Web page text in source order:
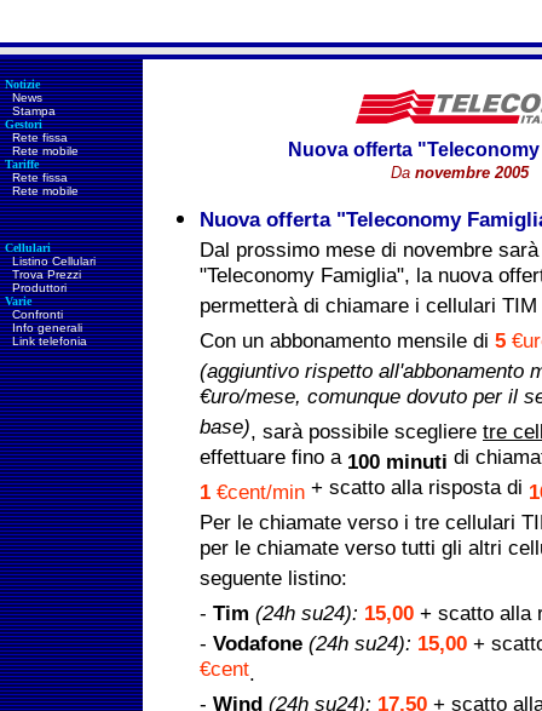
Notizie
News
Stampa
Gestori
Rete fissa
Rete mobile
Tariffe
Rete fissa
Rete mobile
Cellulari
Listino Cellulari
Trova Prezzi
Produttori
Varie
Confronti
Info generali
Link telefonia
Nuova offerta
Danovembre 2005
Nuova offerta "Teleconomy
Dal prossimo mese di novembre
"Teleconomy Famiglia", la nuova
permetterà di chiamare i cellulari
Con un abbonamento mensile di 5
(aggiuntivo rispetto all'abbonamento
€uro/mese, comunque dovuto per il
base), sarà possibile scegliere tre
effettuare fino a 100 minuti di
1 €cent/min + scatto alla risposta di
Per le chiamate verso i tre cellulari
per le chiamate verso tutti gli altri
seguente listino:
- Tim (24h su24): 15,00 + scatto alla
- Vodafone (24h su24): 15,00 +
€cent.
- Wind (24h su24): 17,50 + scatto